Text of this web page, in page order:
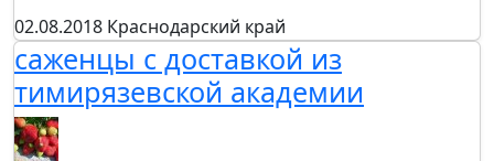
02.08.2018 Краснодарский край
саженцы с доставкой из
тимирязевской академии